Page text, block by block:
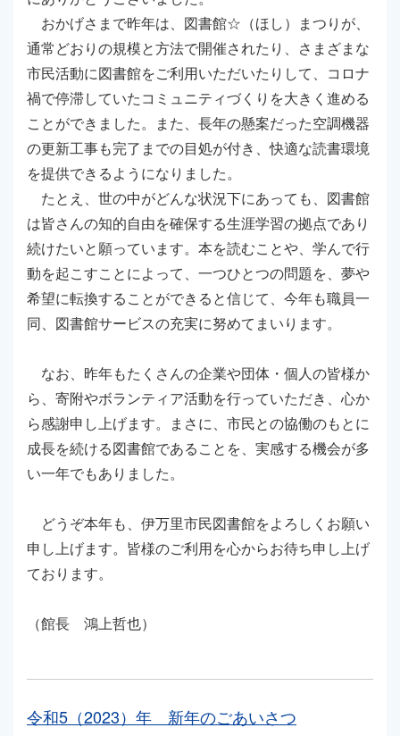
おかげさまで昨年は、図書館☆（ほし）まつりが、
通常どおりの規模と方法で開催されたり、さまざまな
市民活動に図書館をご利用いただいたりして、コロナ
禍で停滞していたコミュニティづくりを大きく進める
ことができました。また、長年の懸案だった空調機器
の更新工事も完了までの目処が付き、快適な読書環境
を提供できるようになりました。
たとえ、世の中がどんな状況下にあっても、図書館
は皆さんの知的自由を確保する生涯学習の拠点であり
続けたいと願っています。本を読むことや、学んで行
動を起こすことによって、一つひとつの問題を、夢や
希望に転換することができると信じて、今年も職員一
同、図書館サービスの充実に努めてまいります。
なお、昨年もたくさんの企業や団体・個人の皆様か
ら、寄附やボランティア活動を行っていただき、心か
ら感謝申し上げます。まさに、市民との協働のもとに
成長を続ける図書館であることを、実感する機会が多
い一年でもありました。
どうぞ本年も、伊万里市民図書館をよろしくお願い
申し上げます。皆様のご利用を心からお待ち申し上げ
ております。
（館長 鴻上哲也）
令和5（2023）年 新年のごあいさつ